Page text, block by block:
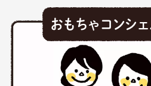
おもちゃコンシ